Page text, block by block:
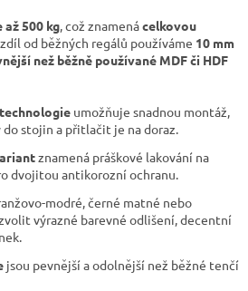
až 500 kg, což znamenácelkovou
od běžných regálů používáme 10 mm
než běžně používané MDF či HDF
umožňuje snadnou montáž,
stojin a přitlačit je na doraz.
znamená práškové lakování na
dvojitou antikorozní ochranu.
modré, černé matné nebo
výrazné barevné odlišení, decentní
jsou pevnější a odolnější než běžné tenčí